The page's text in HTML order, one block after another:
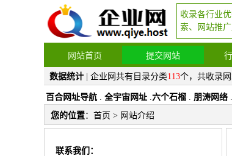
收录各行业
索、网站推广
网站首页 提交网站
数据统计 | 企业网共有目录分类113个，共收录
百合网址导航 . 全宇宙网址 .六个石榴 . 朋涛网络 .
您的位置： 首页 > 网站介绍
联系我们：